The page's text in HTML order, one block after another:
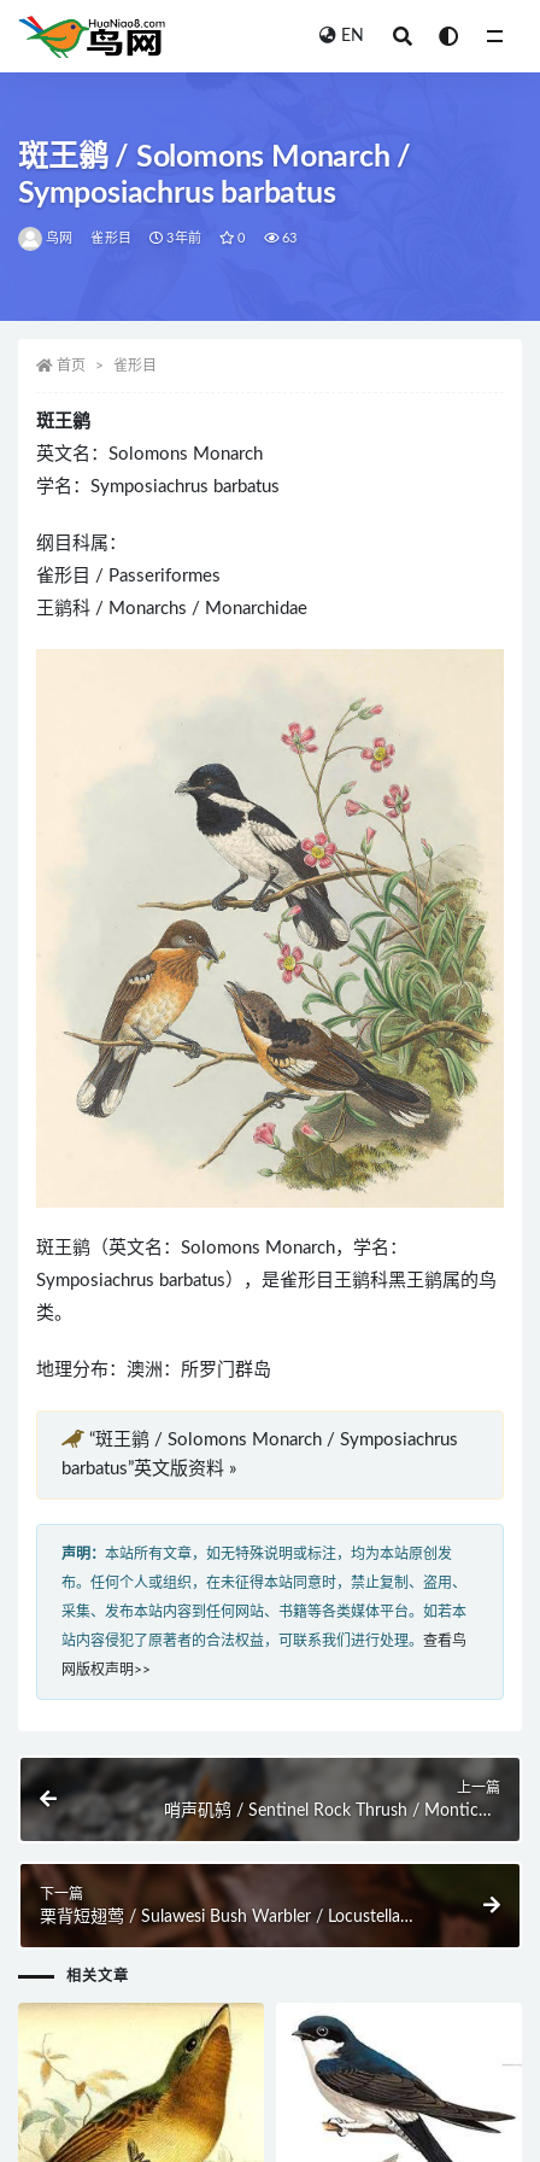
EN
斑王鹟 / Solomons Monarch /
Symposiachrus barbatus
鸟网 雀形目 3年前 0 63
首页 雀形目
斑王鹟
英文名：Solomons Monarch
学名：Symposiachrus barbatus
纲目科属：
雀形目 / Passeriformes
王鹟科 / Monarchs / Monarchidae
斑王鹟（英文名：Solomons Monarch，学名：
Symposiachrus barbatus），是雀形目王鹟科黑王鹟属的鸟
类。
地理分布：澳洲：所罗门群岛
“斑王鹟 / Solomons Monarch / Symposiachrus
barbatus”英文版资料 »
声明： 本站所有文章，如无特殊说明或标注，均为本站原创发
布。任何个人或组织，在未征得本站同意时，禁止复制、盗用、
采集、发布本站内容到任何网站、书籍等各类媒体平台。如若本
站内容侵犯了原著者的合法权益，可联系我们进行处理。 查看鸟
网版权声明>>
上一篇
哨声矶鸫 / Sentinel Rock Thrush / Monticola
下一篇
栗背短翅莺 / Sulawesi Bush Warbler / Locustella
相关文章